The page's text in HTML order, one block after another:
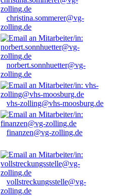
christina.sommerer@vg-
zolling.de
norbert.sonnhuetter@vg-
zolling.de
vhs-zolling@vhs-moosburg.de
finanzen@vg-zolling.de
vollstreckungsstelle@vg-
zolling.de